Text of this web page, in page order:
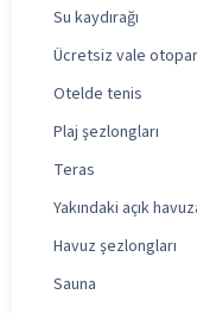
Su kaydırağı
Ücretsiz vale
Otelde tenis
Plaj şezlongları
Teras
Yakındaki açık
Havuz şezlongları
Sauna